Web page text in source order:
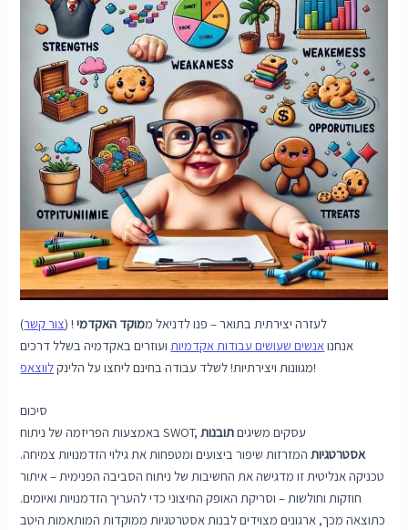
לעזרה יצירתית בתואר – פנו לדניאל ממוקד האקדמי! (צור קשר)
אנחנואנשים שעושים עבודות אקדמיותועוזרים באקדמיה בשלל דרכים
מגוונות ויצירתיות! לשלד עבודה בחינם ליחצו על הלינקלווצאפ !
סיכום
באמצעות הפריזמה של ניתוח SWOT, עסקים משיגיםתובנות
אסטרטגיותהמזרזות שיפור ביצועים ומטפחות את גילוי הזדמנויות צמיחה.
טכניקה אנליטית זו מדגישה את החשיבות של ניתוח הסביבה הפנימית – איתור
חוזקות וחולשות – וסריקת האופק החיצוני כדי להעריך הזדמנויות ואיומים.
כתוצאה מכך, ארגונים מצוידים לבנות אסטרטגיות ממוקדות המותאמות היטב